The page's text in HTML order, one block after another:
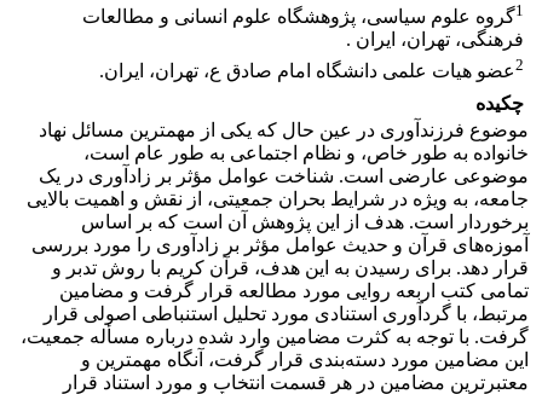
1گروه علوم سیاسی، پژوهشگاه علوم انسانی و مطالعات
فرهنگی، تهران، ایران .
2عضو هیات علمی دانشگاه امام صادق ع، تهران، ایران.
چکیده
موضوع فرزندآوری در عین حال که یکی از مهمترین مسائل نهاد
خانواده به طور خاص، و نظام اجتماعی به طور عام است،
موضوعی عارضی است. شناخت عوامل مؤثر بر زادآوری در یک
جامعه، به ویژه در شرایط بحران جمعیتی، از نقش و اهمیت بالایی
برخوردار است. هدف از این پژوهش آن است که بر اساس
آموزه‌های قرآن و حدیث عوامل مؤثر بر زادآوری را مورد بررسی
قرار دهد. برای رسیدن به این هدف، قرآن کریم با روش تدبر و
تمامی کتب اربعه روایی مورد مطالعه قرار گرفت و مضامین
مرتبط، با گردآوری استنادی مورد تحلیل استنباطی اصولی قرار
گرفت. با توجه به کثرت مضامین وارد شده درباره مسأله جمعیت،
این مضامین مورد دسته‌بندی قرار گرفت، آنگاه مهمترین و
معتبرترین مضامین در هر قسمت انتخاب و مورد استناد قرار